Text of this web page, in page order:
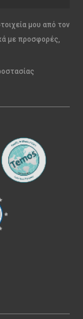
μου από τον
με προσφορές,